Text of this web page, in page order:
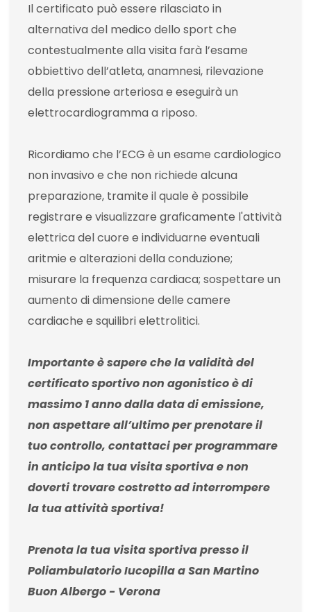
Il certificato può essere rilasciato in
alternativa del medico dello sport che
contestualmente alla visita farà l’esame
obbiettivo dell’atleta, anamnesi, rilevazione
della pressione arteriosa e eseguirà un
elettrocardiogramma a riposo.
Ricordiamo che l’ECG è un esame cardiologico
non invasivo e che non richiede alcuna
preparazione, tramite il quale è possibile
registrare e visualizzare graficamente l'attività
elettrica del cuore e individuarne eventuali
aritmie e alterazioni della conduzione;
misurare la frequenza cardiaca; sospettare un
aumento di dimensione delle camere
cardiache e squilibri elettrolitici.
Importante è sapere che la validità del
certificato sportivo non agonistico è di
massimo 1 anno dalla data di emissione,
non aspettare all’ultimo per prenotare il
tuo controllo, contattaci per programmare
in anticipo la tua visita sportiva e non
doverti trovare costretto ad interrompere
la tua attività sportiva!
Prenota la tua visita sportiva presso il
Poliambulatorio Iucopilla a San Martino
Buon Albergo - Verona